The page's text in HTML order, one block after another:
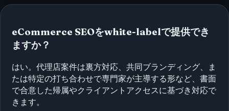
eCommerce SEOをwhite-labelで提供でき
ますか？
はい。代理店案件は裏方対応、共同ブランディング、ま
たは特定の打ち合わせで専門家が主導する形など、書面
で合意した帰属やクライアントアクセスに基づき対応で
きます。